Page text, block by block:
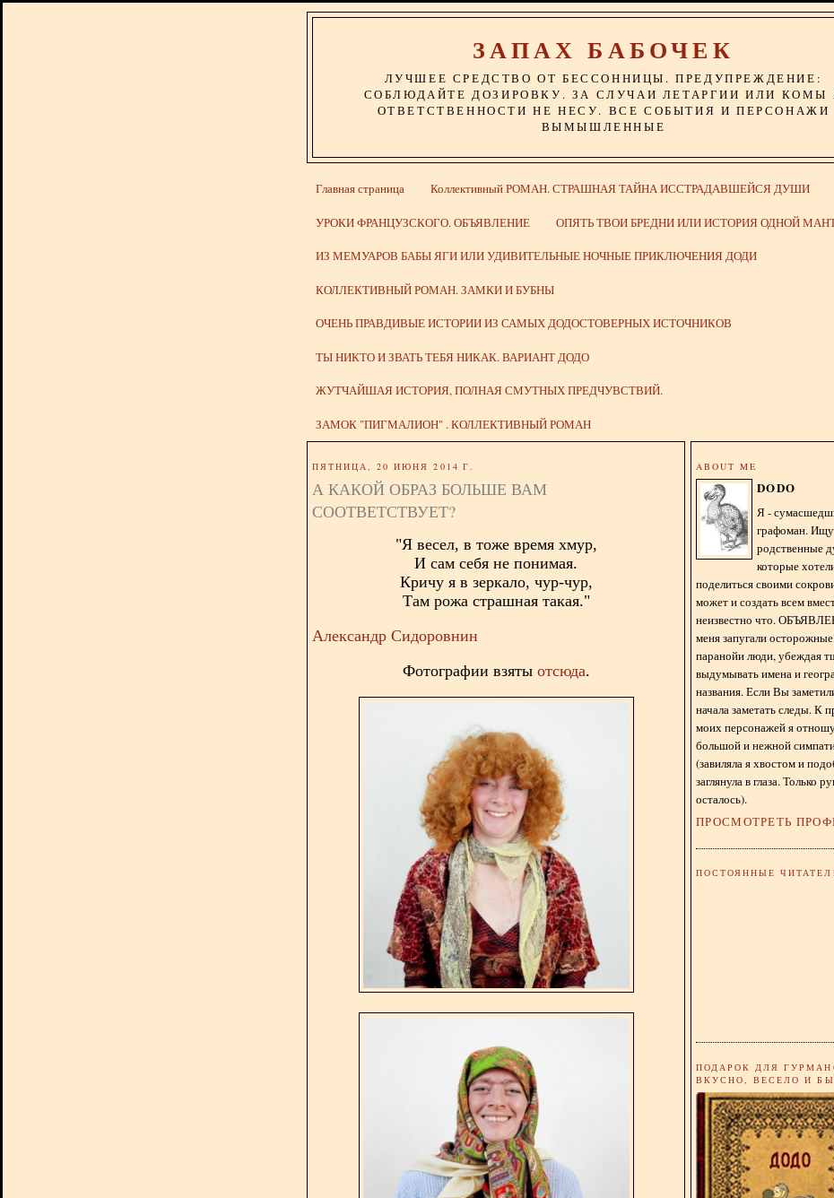
ЗАПАХ БАБОЧЕК
ЛУЧШЕЕ СРЕДСТВО ОТ БЕССОННИЦЫ. ПРЕДУПРЕЖДЕНИЕ:
СОБЛЮДАЙТЕ ДОЗИРОВКУ. ЗА СЛУЧАИ ЛЕТАРГИИ ИЛИ КОМЫ
ОТВЕТСТВЕННОСТИ НЕ НЕСУ. ВСЕ СОБЫТИЯ И ПЕРСОНАЖИ
ВЫМЫШЛЕННЫЕ
Главная страница Коллективный РОМАН. СТРАШНАЯ ТАЙНА ИССТРАДАВШЕЙСЯ ДУШИ
УРОКИ ФРАНЦУЗСКОГО. ОБЪЯВЛЕНИЕ ОПЯТЬ ТВОИ БРЕДНИ ИЛИ ИСТОРИЯ ОДНОЙ
ИЗ МЕМУАРОВ БАБЫ ЯГИ ИЛИ УДИВИТЕЛЬНЫЕ НОЧНЫЕ ПРИКЛЮЧЕНИЯ ДОДИ
КОЛЛЕКТИВНЫЙ РОМАН. ЗАМКИ И БУБНЫ
ОЧЕНЬ ПРАВДИВЫЕ ИСТОРИИ ИЗ САМЫХ ДОДОСТОВЕРНЫХ ИСТОЧНИКОВ
ТЫ НИКТО И ЗВАТЬ ТЕБЯ НИКАК. ВАРИАНТ ДОДО
ЖУТЧАЙШАЯ ИСТОРИЯ, ПОЛНАЯ СМУТНЫХ ПРЕДЧУВСТВИЙ.
ЗАМОК "ПИГМАЛИОН" . КОЛЛЕКТИВНЫЙ РОМАН
ПЯТНИЦА, 20 ИЮНЯ 2014 Г.
А КАКОЙ ОБРАЗ БОЛЬШЕ ВАМ
СООТВЕТСТВУЕТ?
"Я весел, в тоже время хмур,
И сам себя не понимая.
Кричу я в зеркало, чур-чур,
Там рожа страшная такая."
Александр Сидоровнин
Фотографии взяты отсюда.
ABOUT ME
DODO
Я -
графоман. Ищу
родственные
которые
поделиться своими
может и создать всем
неизвестно что.
меня запугали
паранойи люди, убеждая
выдумывать имена и
названия. Если Вы
начала заметать следы. К
моих персонажей я
большой и нежной
(завиляла я хвостом и
заглянула в глаза. Только
осталось).
ПРОСМОТРЕТЬ
ПОСТОЯННЫЕ
ПОДАРОК ДЛЯ
ВКУСНО, ВЕСЕЛО И